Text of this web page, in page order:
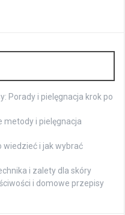
Porady i pielęgnacja krok po
metody i pielęgnacja
wiedzieć i jak wybrać
i zalety dla skóry
i domowe przepisy